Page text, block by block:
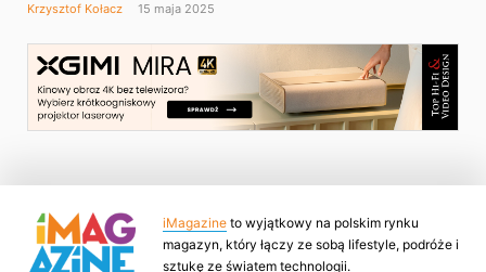
Krzysztof Kołacz 15 maja 2025
iMagazine to wyjątkowy na polskim rynku
magazyn, który łączy ze sobą lifestyle, podróże i
sztukę ze światem technologii.